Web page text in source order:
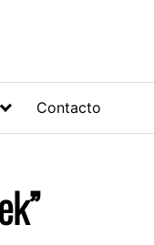
Contacto